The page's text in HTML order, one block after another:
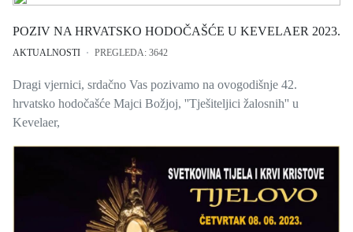
POZIV NA HRVATSKO HODOČAŠĆE U KEVELAER 2023.
AKTUALNOSTI PREGLEDA: 3642
Dragi vjernici, srdačno Vas pozivamo na ovogodišnje 42.
hrvatsko hodočašće Majci Božjoj, ''Tješiteljici žalosnih'' u
Kevelaer,